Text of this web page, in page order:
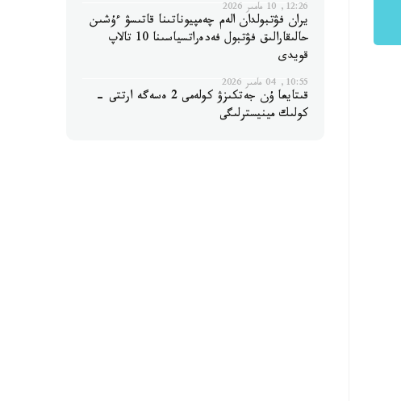
12:26, 10 مامىر 2026
يران فۋتبولدان الەم چەمپيوناتىنا قاتىسۋ ءۇشىن
حالىقارالىق فۋتبول فەدەراتسياسىنا 10 تالاپ
قويدى
10:55, 04 مامىر 2026
قىتايعا ۇن جەتكىزۋ كولەمى 2 ەسەگە ارتتى -
كولىك مينيسترلىگى